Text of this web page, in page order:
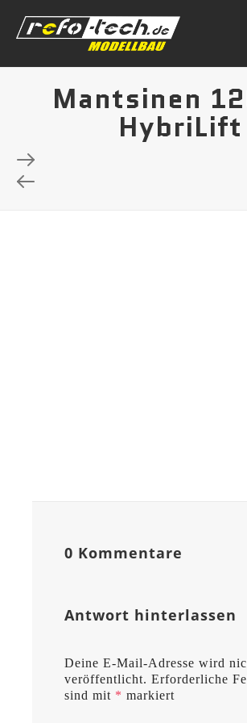
Mantsinen
HybriLift
0 Kommentare
Antwort hinterlassen
Deine E-Mail-Adresse wird
veröffentlicht. Erforderliche
sind mit * markiert